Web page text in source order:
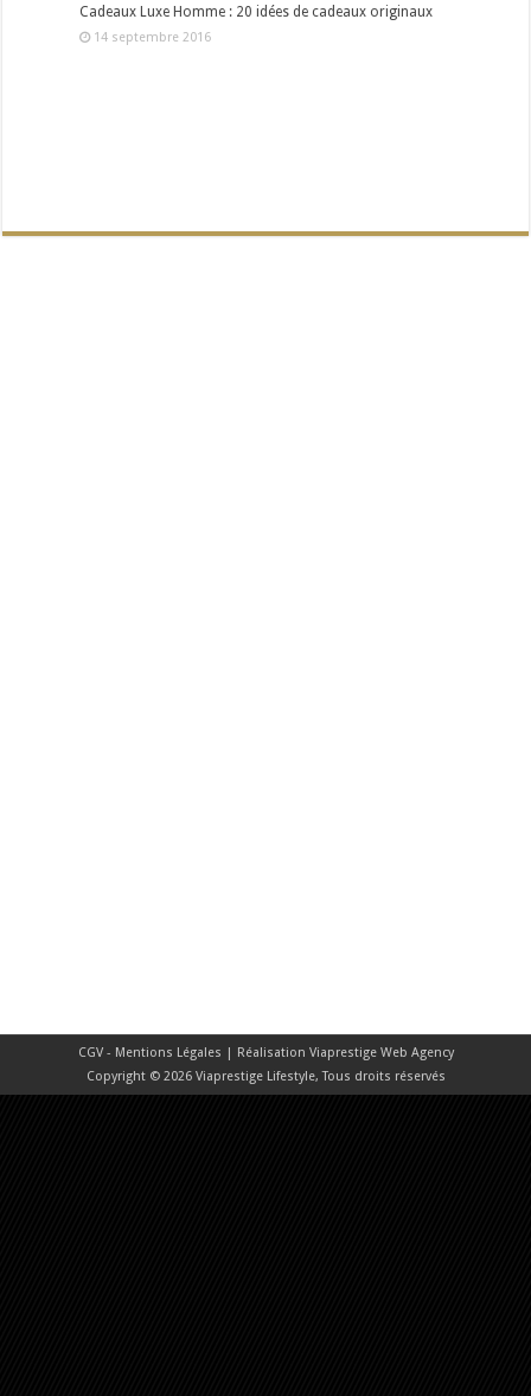
Cadeaux Luxe Homme : 20 idées de cadeaux originaux
14 septembre 2016
CGV - Mentions Légales | Réalisation Viaprestige Web Agency
Copyright © 2026 Viaprestige Lifestyle, Tous droits réservés